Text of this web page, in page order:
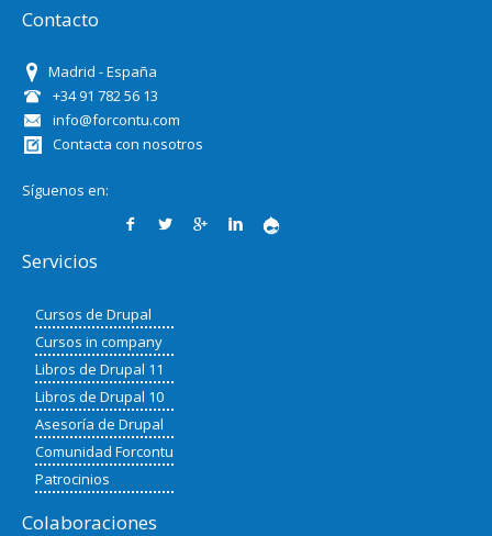
Contacto
Madrid - España
+34 91 782 56 13
info@forcontu.com
Contacta con nosotros
Síguenos en:
Servicios
Cursos de Drupal
Cursos in company
Libros de Drupal 11
Libros de Drupal 10
Asesoría de Drupal
Comunidad Forcontu
Patrocinios
Colaboraciones